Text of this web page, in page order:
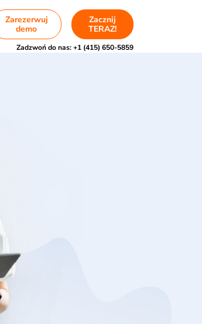
Zarezerwuj
demo
Zacznij
TERAZ!
Zadzwoń do nas:+1 (415) 650-5859